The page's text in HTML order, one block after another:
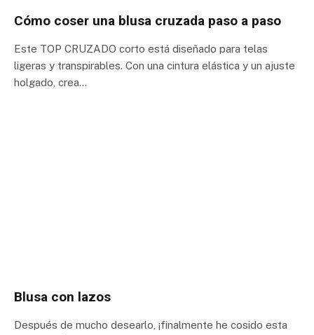
Cómo coser una blusa cruzada paso a paso
Este TOP CRUZADO corto está diseñado para telas
ligeras y transpirables. Con una cintura elástica y un ajuste
holgado, crea…
Blusa con lazos
Después de mucho desearlo, ¡finalmente he cosido esta